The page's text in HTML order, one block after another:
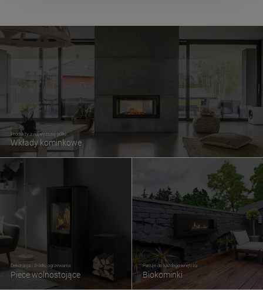
Produkty z najwyższej półki
Wkłady kominkowe
Dekoracja i źródło ogrzewania
Piece wolnostojące
Pasuje do każdego wnętrza
Biokominki